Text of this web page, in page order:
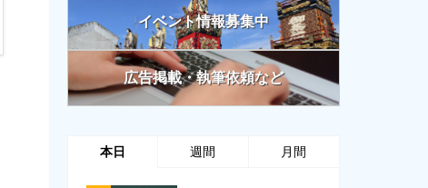
イベント情報募集中
広告掲載・執筆依頼など
本日 週間 月間